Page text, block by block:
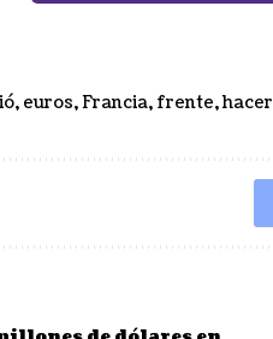
, euros,Francia, frente,hacer